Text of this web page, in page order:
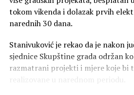
tokom vikenda i dolazak prvih
narednih 30 dana.
Stanivuković je rekao da je nakon
sjednice Skupštine grada održan
razmatrani projekti i mjere koje bi
realizovane u narednom periodu.